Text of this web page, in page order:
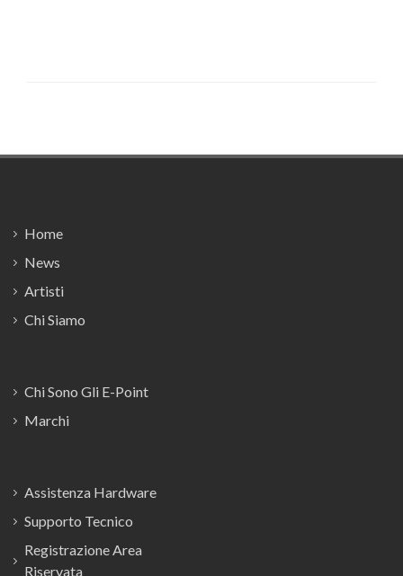
Home
News
Artisti
Chi Siamo
Chi Sono Gli E-Point
Marchi
Assistenza Hardware
Supporto Tecnico
Registrazione Area
Riservata